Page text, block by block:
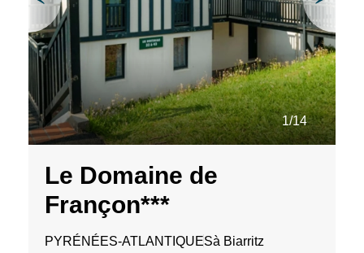
1/14
Le Domaine de
Françon***
PYRÉNÉES-ATLANTIQUESà Biarritz
séjours
conseils
pratiques
bien
préparer
vos
vacances.
Votre